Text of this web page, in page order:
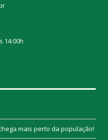
14:00h
mais perto da população!